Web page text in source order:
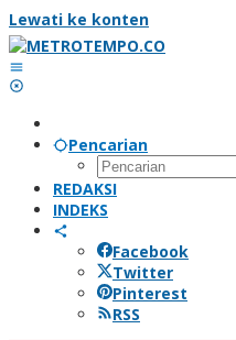
Lewati ke konten
Pencarian
REDAKSI
INDEKS
Facebook
Twitter
Pinterest
RSS